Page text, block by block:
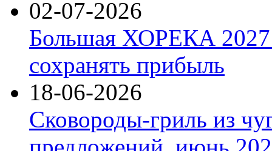
02-07-2026
Большая ХОРЕКА 2027:
сохранять прибыль
18-06-2026
Сковороды-гриль из